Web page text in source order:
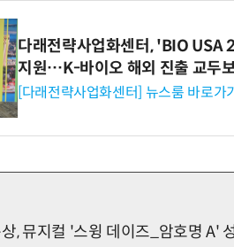
다래전략사업화센터, 'BIO USA
지원…K-바이오 해외 진출 교두
[다래전략사업화센터] 뉴스룸 바로가
, 뮤지컬 '스윙 데이즈_암호명 A'